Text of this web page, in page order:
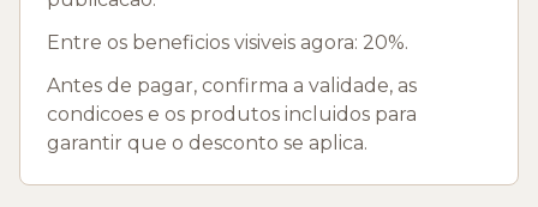
Entre os beneficios visiveis agora: 20%.
Antes de pagar, confirma a validade, as
condicoes e os produtos incluidos para
garantir que o desconto se aplica.